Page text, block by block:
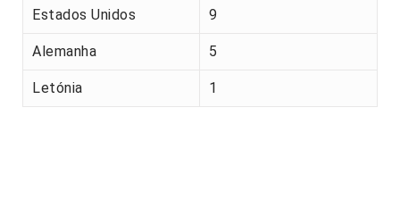
Estados Unidos 9
Alemanha 5
Letónia 1